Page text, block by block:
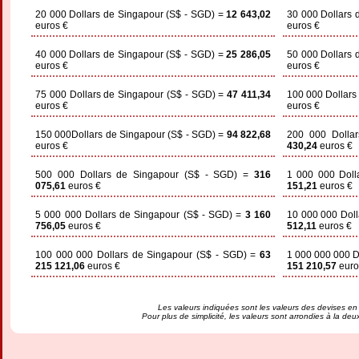
20 000 Dollars de Singapour (S$ - SGD) =12 643,02
euros €
30 000 Dollars
euros €
40 000 Dollars de Singapour (S$ - SGD) =25 286,05
euros €
50 000 Dollars
euros €
75 000 Dollars de Singapour (S$ - SGD) =47 411,34
euros €
100 000
euros €
150 000Dollars de Singapour (S$ - SGD) = 94 822,68
euros €
200 000
430,24 euros €
500 000 Dollars de Singapour (S$ - SGD) = 316
075,61 euros €
1 000 000
151,21 euros €
5 000 000 Dollars de Singapour (S$ - SGD) = 3 160
756,05 euros €
10 000 000
512,11 euros €
100 000 000 Dollars de Singapour (S$ - SGD) = 63
215 121,06 euros €
1 000 000 000
151 210,57
Les valeurs indiquées sont les valeurs des devises en
Pour plus de simplicité, les valeurs sont arrondies à la